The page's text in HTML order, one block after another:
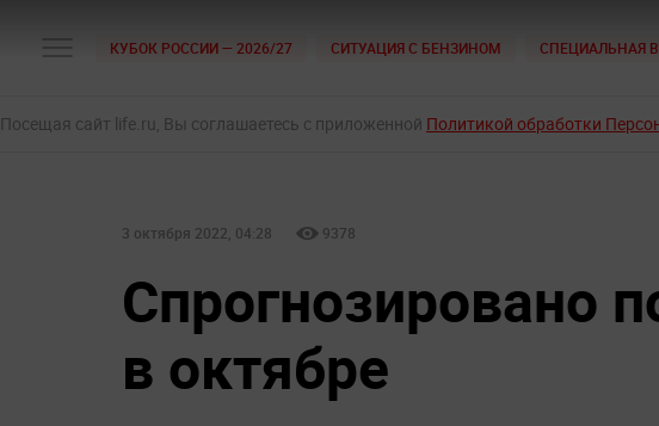
КУБОК РОССИИ — 2026/27 СИТУАЦИЯ С БЕНЗИНОМ СПЕЦИАЛЬНАЯ
Посещая сайт life.ru, Вы соглашаетесь с приложенной Политикой обработки
3 октября 2022, 04:28 9378
Спрогнозировано
в октябре